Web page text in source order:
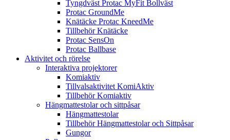
Tyngdväst Protac MyFit Bollväst
Protac GroundMe
Knätäcke Protac KneedMe
Tillbehör Knätäcke
Protac SensOn
Protac Ballbase
Aktivitet och rörelse
Interaktiva projektorer
Komiaktiv
Tillvalsaktivitet KomiAktiv
Tillbehör Komiaktiv
Hängmattestolar och sittpåsar
Hängmattestolar
Tillbehör Hängmattestolar och Sittpåsar
Gungor